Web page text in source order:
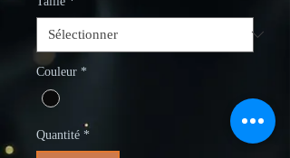
Couleur *
Quantité *